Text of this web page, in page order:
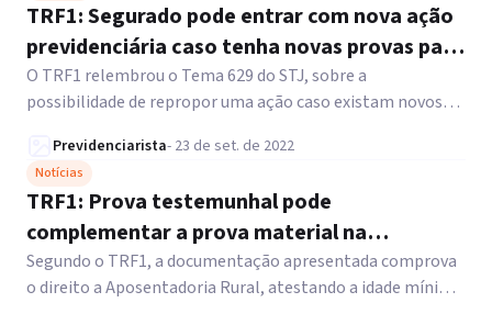
TRF1: Segurado pode entrar com nova ação
previdenciária caso tenha novas provas para
obter o benefício
O TRF1 relembrou o Tema 629 do STJ, sobre a
possibilidade de repropor uma ação caso existam novos
Previdenciarista- 23 de set. de 2022
Notícias
TRF1: Prova testemunhal pode
complementar a prova material na
concessão da Aposentadoria Rural
Segundo o TRF1, a documentação apresentada comprova
o direito a Aposentadoria Rural, atestando a idade mínima